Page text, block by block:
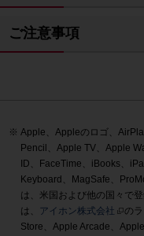
ご注意事項
Apple、Appleのロゴ、
Pencil、Apple TV、Apple
ID、FaceTime、iBooks、
Keyboard、MagSafe、
は、米国および他の国々で
は、 アイホン株式会社
の
Store、Apple Arcade、